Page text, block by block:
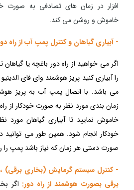
افزار در زمان های تصادفی به صورت
خاموش و روشن می کند.
- آبیاری گیاهان و کنترل پمپ آب از راه
اگر می خواهید از راه دور باغچه یا
را آبیاری کنید پریز هوشمند وای فای
می باشد. با اتصال پمپ آب به پریز
زمان بندی مورد نظر به صورت خودکار از
خاموش نمایید تا آبیاری گیاهان مورد
خودکار انجام شود. همین طور می توانید
صورت دستی هر زمان که نیاز باشد پمپ
- کنترل سیستم گرمایش (بخاری برقی)
برقی بصورت هوشمند از راه دور: اگر